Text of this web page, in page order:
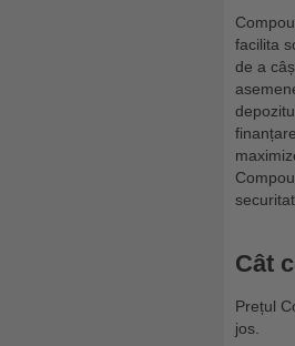
facilita
de a
Cât
Prețul
jos.